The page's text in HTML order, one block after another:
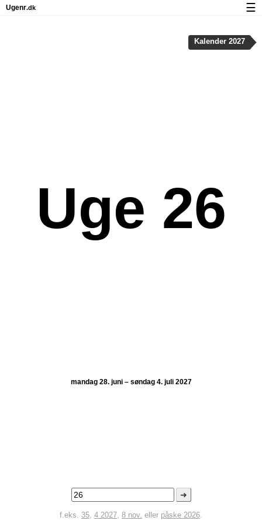
Uge 26
mandag 28. juni – søndag 4. juli 2027
➜
f.eks. 35, 4 2027, 8 nov. eller påske 2026.
Kalender 2027
Ugenr.dk ☰